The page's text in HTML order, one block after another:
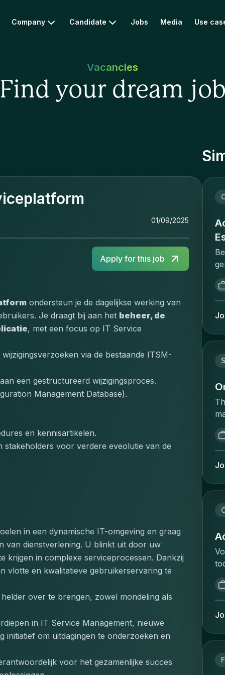
Company Candidate Jobs Media Use
Vacancies
Find your dream job
01/09/2025
Apply for this job
ondersteun je de dagelijkse werking van
Je draagt bij aan het beheer, de
, met een focus op IT Service
via de bestaande ITSM-
een gestructureerd wijzigingsproces.
Management Database).
en kennisartikelen.
stakeholders voor verdere eveolutie van de
in een dynamische IT-omgeving en graag
van dienstverlening. U blinkt uit door uw
krijgen in complexe serviceprocessen. Dankzij
vlotte en kwalitatieve gebruikerservaring te
over te brengen, zowel mondeling als
in IT Service Management, nieuwe
initiatief om uitdagingen te onderzoeken en
voor het gezamenlijke succes
in